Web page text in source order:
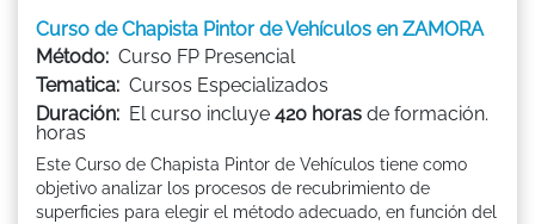
Curso de Chapista Pintor de Vehículos en ZAMORA
Método: Curso FP Presencial
Tematica: Cursos Especializados
Duración: El curso incluye 420 horas de formación.
horas
Este Curso de Chapista Pintor de Vehículos tiene como
objetivo analizar los procesos de recubrimiento de
superficies para elegir el método adecuado, en función del